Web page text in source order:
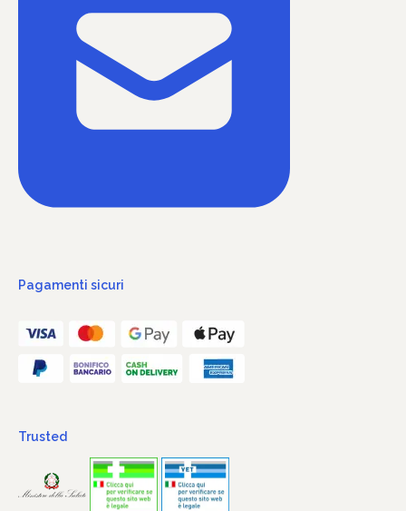
Pagamenti sicuri
Trusted